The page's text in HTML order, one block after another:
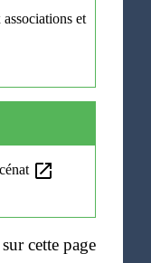
et
open_in_new
cette page